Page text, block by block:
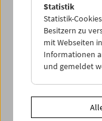
PROGRAMM
Statistik
Statistik-
Besitzern zu
mit Webseiten
Informationen
und gemeldet